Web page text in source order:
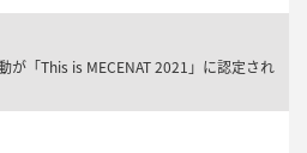
が「This is MECENAT 2021」に認定され